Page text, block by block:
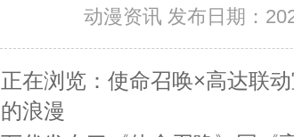
动漫资讯 发布日期：
正在浏览：使命召唤×高达联
的浪漫